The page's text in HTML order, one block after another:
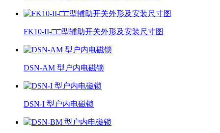
FK10-II-□□型辅助开关外形及安装尺寸图
DSN-AM 型户内电磁锁
DSN-I 型户内电磁锁